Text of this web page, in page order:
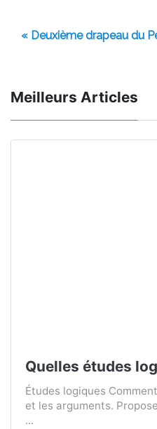
« Deuxième drapeau du
Meilleurs Articles
Quelles études
Études logiques
et les arguments.
...